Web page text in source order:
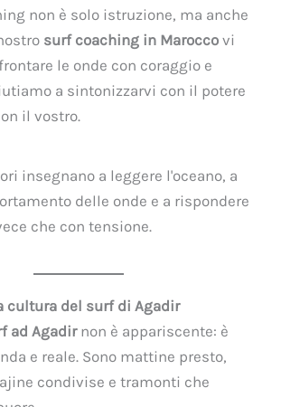
non è solo istruzione, ma anche
surf coaching in Marocco vi
le onde con coraggio e
a sintonizzarvi con il potere
il vostro.
insegnano a leggere l'oceano, a
delle onde e a rispondere
che con tensione.
cultura del surf di Agadir
ad Agadirnon è appariscente: è
e reale. Sono mattine presto,
condivise e tramonti che